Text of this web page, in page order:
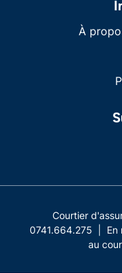
À
Courtier
0741.664.275 | En
au